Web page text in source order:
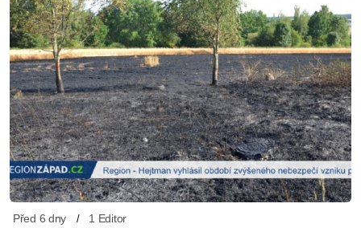
Před 6 dny 1 Editor